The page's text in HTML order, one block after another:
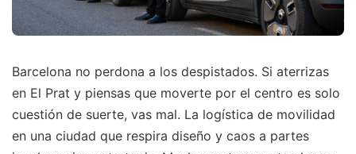
Barcelona no perdona a los despistados. Si aterrizas
en El Prat y piensas que moverte por el centro es solo
cuestión de suerte, vas mal. La logística de movilidad
en una ciudad que respira diseño y caos a partes